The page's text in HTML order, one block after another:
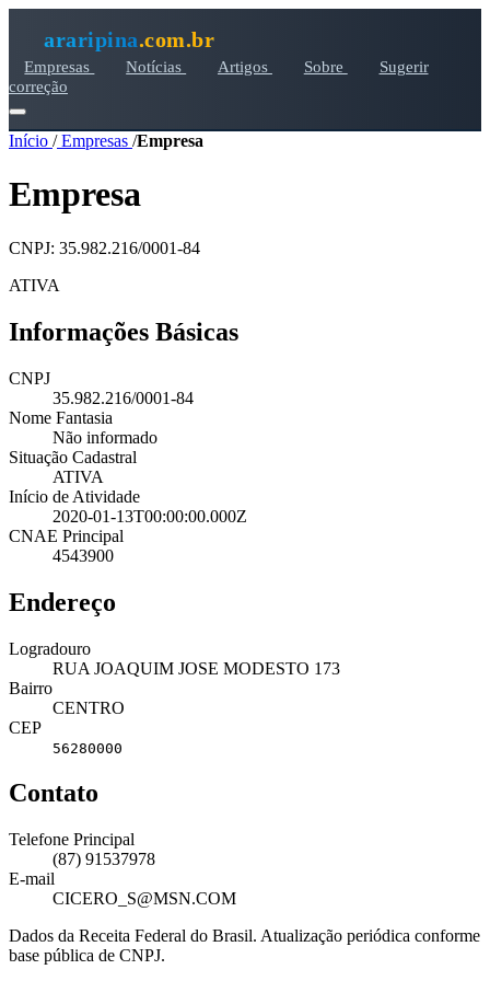
araripina.com.br
Empresas Notícias Artigos Sobre
Sugerir
correção
Início /Empresas /Empresa
Empresa
CNPJ: 35.982.216/0001-84
ATIVA
Informações Básicas
CNPJ
35.982.216/0001-84
Nome Fantasia
Não informado
Situação Cadastral
ATIVA
Início de Atividade
2020-01-13T00:00:00.000Z
CNAE Principal
4543900
Endereço
Logradouro
RUA JOAQUIM JOSE MODESTO 173
Bairro
CENTRO
CEP
56280000
Contato
Telefone Principal
(87) 91537978
E-mail
CICERO_S@MSN.COM
Dados da Receita Federal do Brasil. Atualização periódica conforme
base pública de CNPJ.